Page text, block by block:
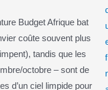
Budget Afrique bat
coûte souvent plus
tandis que les
octobre – sont de
d’un ciel limpide pour